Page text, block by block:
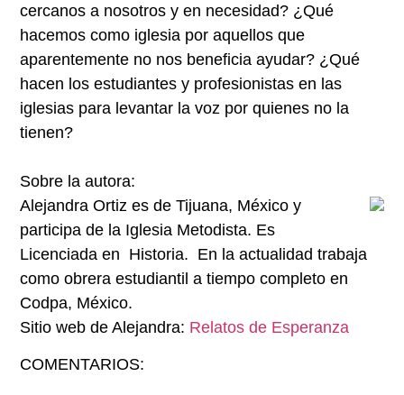
cercanos a nosotros y en necesidad? ¿Qué
hacemos como iglesia por aquellos que
aparentemente no nos beneficia ayudar? ¿Qué
hacen los estudiantes y profesionistas en las
iglesias para levantar la voz por quienes no la
tienen?
Sobre la autora:
Alejandra Ortiz es de Tijuana, México y
participa de la Iglesia Metodista. Es
Licenciada en Historia. En la actualidad trabaja
como obrera estudiantil a tiempo completo en
Codpa, México.
Sitio web de Alejandra: Relatos de Esperanza
COMENTARIOS: